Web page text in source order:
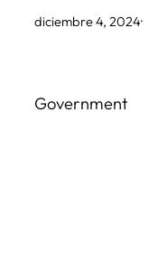
diciembre 4, 2024·
Government